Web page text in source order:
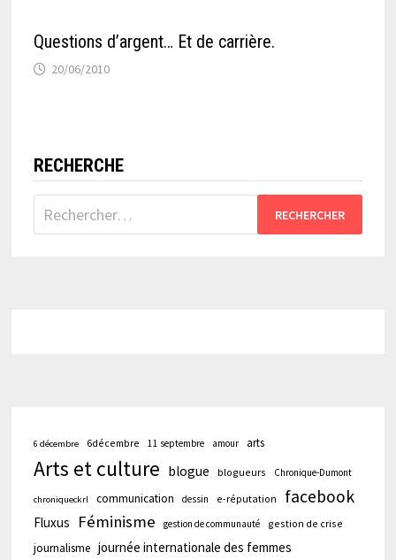
Questions d’argent… Et de carrière.
20/06/2010
RECHERCHE
Rechercher :
6 décembre 6décembre 11 septembre amour arts
Arts et culture blogue blogueurs Chronique-Dumont
chroniqueckrl communication dessin e-réputation facebook
Fluxus Féminisme gestion de communauté gestion de crise
journalisme journée internationale des femmes